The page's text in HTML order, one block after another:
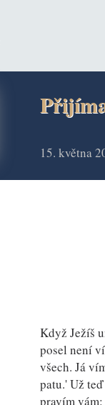
15. května
Když Ježíš
posel není
všech. Já
patu.' Už
pravím